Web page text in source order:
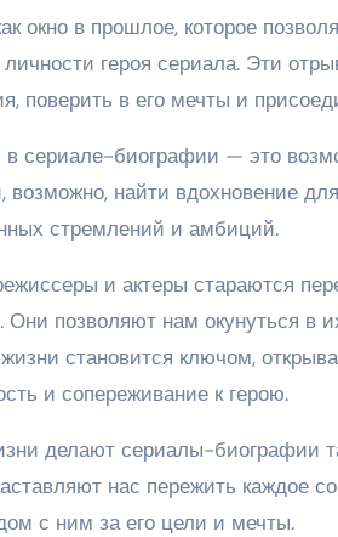
окно в прошлое, которое
героя сериала. Эти
поверить в его мечты и
сериале-биографии — это
возможно, найти вдохновение
стремлений и амбиций.
и актеры стараются
Они позволяют нам окунуться
становится ключом,
и сопереживание к герою.
делают сериалы-биографии
нас пережить каждое
с ним за его цели и мечты.